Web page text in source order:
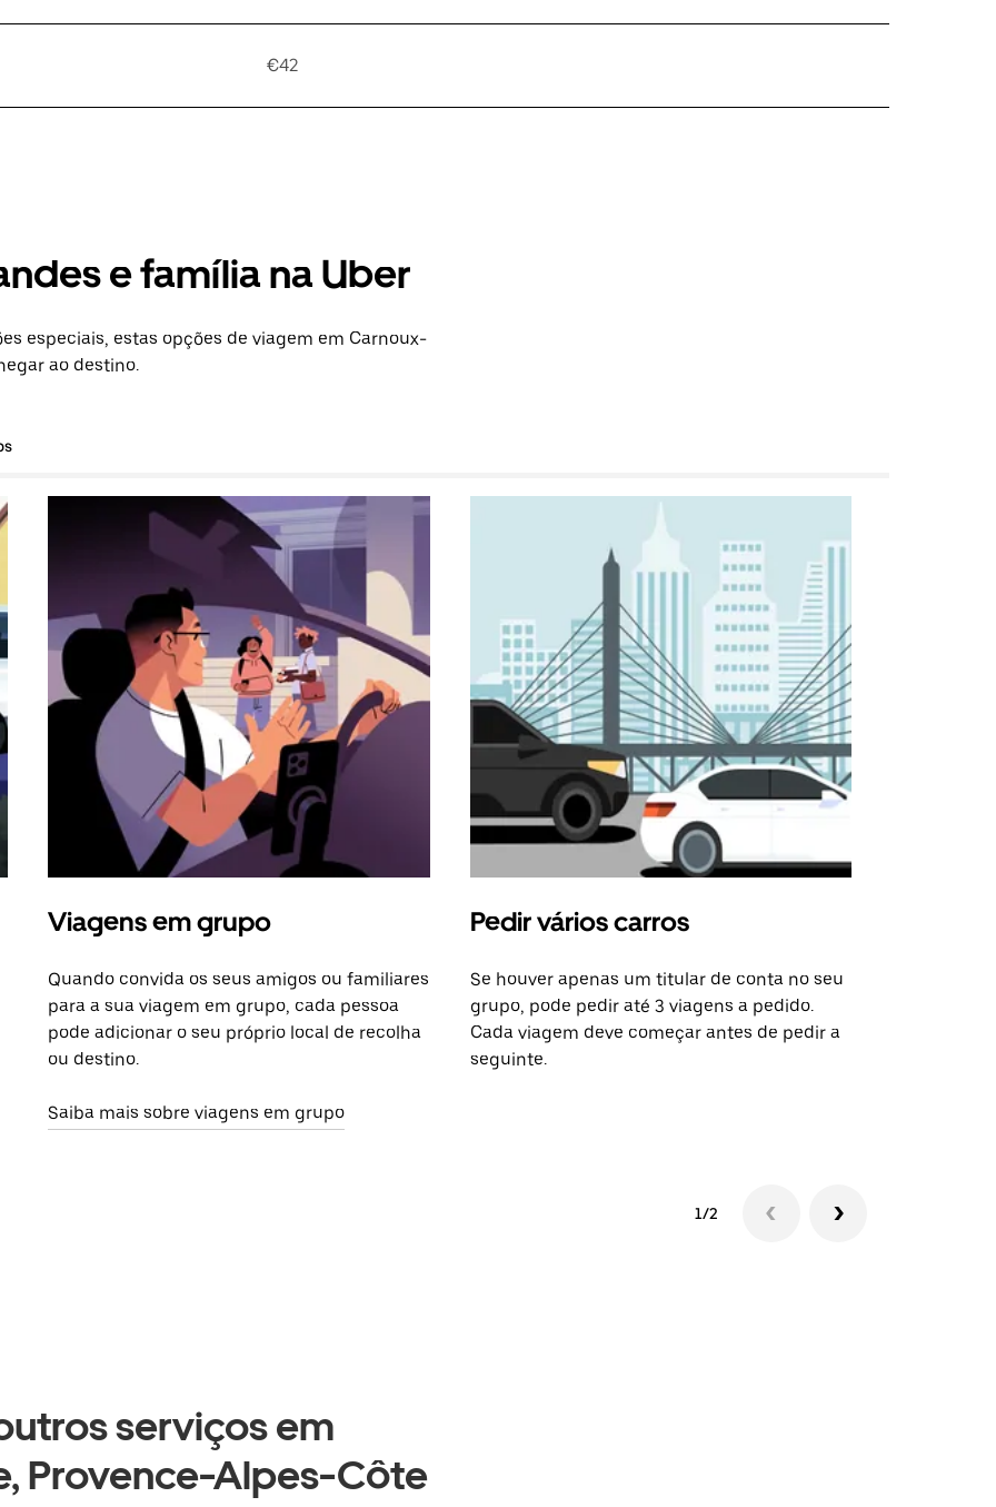
€42
e família na Uber
especiais, estas opções de viagem em Carnoux-
ao destino.
Viagens em grupo
Quando convida os seus amigos ou familiares
para a sua viagem em grupo, cada pessoa
pode adicionar o seu próprio local de recolha
ou destino.
Saiba mais sobre viagens em grupo
Pedir vários carros
Se houver apenas um titular de conta no seu
grupo, pode pedir até 3 viagens a pedido.
Cada viagem deve começar antes de pedir a
seguinte.
1/2
serviços em
Provence-Alpes-Côte